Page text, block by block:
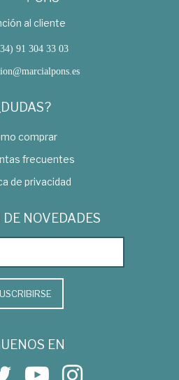
al cliente
91 304 33 03
comprar
frecuentes
de privacidad
NOVEDADES
EN